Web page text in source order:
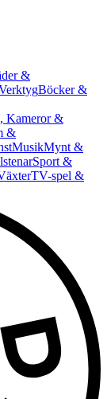
&
Böcker &
Kameror &
&
MusikMynt &
Sport &
TV-spel &